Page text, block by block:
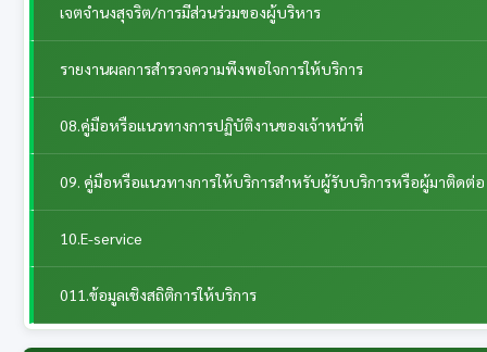
เจตจำนงสุจริต/การมีส่วนร่วมของผู้บริหาร
รายงานผลการสำรวจความพึงพอใจการให้บริการ
08.คู่มือหรือแนวทางการปฏิบัติงานของเจ้าหน้าที่
09. คู่มือหรือแนวทางการให้บริการสำหรับผู้รับบริการหรือผู้มาติดต่อ
10.E-service
011.ข้อมูลเชิงสถิติการให้บริการ